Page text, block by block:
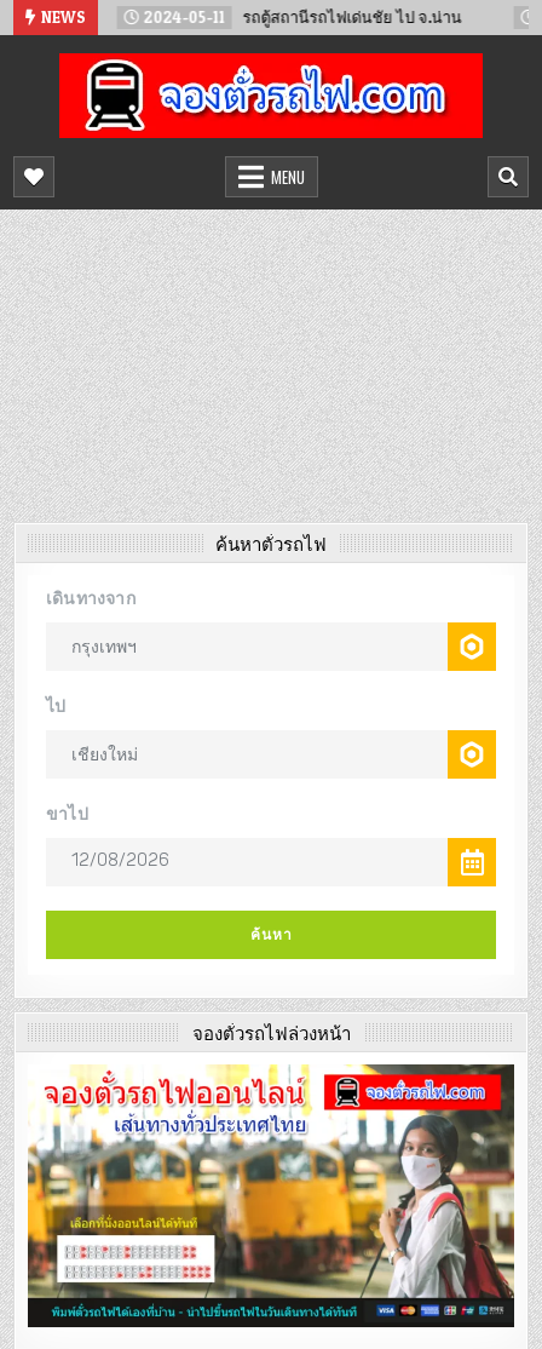
Skip NEWS 2024-05-11 รถตู้สถานีรถไฟเด่นชัย ไป จ.น่าน
จองตั๋วรถไฟออนไลน์
จำหน่ายตั๋วรถไฟล่วงหน้า จองได้ 24 ชั่วโมง
MENU
ค้นหาตั๋วรถไฟ
จองตั๋วรถไฟล่วงหน้า